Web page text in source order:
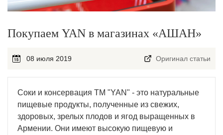
Покупаем YAN в магазинах «АШАН»
08 июля 2019 Оригинал статьи
Соки и консервация ТМ "YAN" - это натуральные
пищевые продукты, полученные из свежих,
здоровых, зрелых плодов и ягод выращенных в
Армении. Они имеют высокую пищевую и